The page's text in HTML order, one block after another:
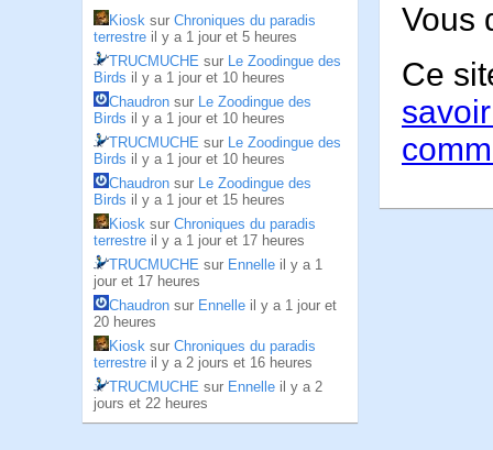
Kiosk sur Chroniques du paradis
terrestre il y a 1 jour et 5 heures
TRUCMUCHE sur Le Zoodingue des
Birds il y a 1 jour et 10 heures
Chaudron sur Le Zoodingue des
Birds il y a 1 jour et 10 heures
TRUCMUCHE sur Le Zoodingue des
Birds il y a 1 jour et 10 heures
Chaudron sur Le Zoodingue des
Birds il y a 1 jour et 15 heures
Kiosk sur Chroniques du paradis
terrestre il y a 1 jour et 17 heures
TRUCMUCHE sur Ennelle il y a 1
jour et 17 heures
Chaudron sur Ennelle il y a 1 jour et
20 heures
Kiosk sur Chroniques du paradis
terrestre il y a 2 jours et 16 heures
TRUCMUCHE sur Ennelle il y a 2
jours et 22 heures
Vous
Ce